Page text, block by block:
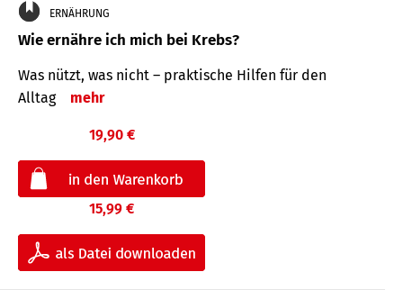
ERNÄHRUNG
Wie ernähre ich mich bei Krebs?
Was nützt, was nicht – praktische Hilfen für den
Alltag
mehr
19,90 €
15,99 €